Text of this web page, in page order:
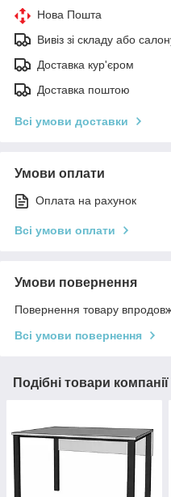
Нова Пошта
Вивіз зі складу або
Доставка кур'єром
Доставка поштою
Всі умови доставки
Умови оплати
Оплата на рахунок
Всі умови оплати
Умови повернення
Повернення товару
Всі умови повернення
Подібні товари компанії